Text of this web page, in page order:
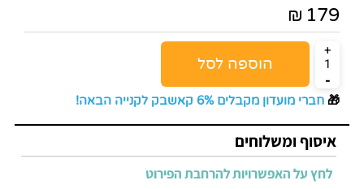
₪ 179
הוספה לסל
🎁 חברי מועדון מקבלים 6% קאשבק לקנייה הבאה!
איסוף ומשלוחים
לחץ על האפשרויות להרחבת הפירוט